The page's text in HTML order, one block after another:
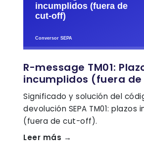
R-message TM01:
incumplidos (fuera
Significado y solución del
devolución SEPA TM01: plazos
(fuera de cut-off).
Leer más →